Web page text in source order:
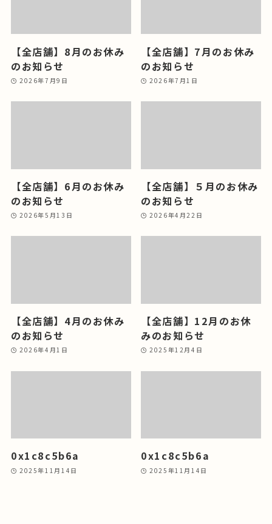
【全店舗】8月のお休み
のお知らせ
2026年7月9日
【全店舗】7月のお休み
のお知らせ
2026年7月1日
【全店舗】6月のお休み
のお知らせ
2026年5月13日
【全店舗】５月のお休み
のお知らせ
2026年4月22日
【全店舗】4月のお休み
のお知らせ
2026年4月1日
【全店舗】12月のお休
みのお知らせ
2025年12月4日
0x1c8c5b6a
2025年11月14日
0x1c8c5b6a
2025年11月14日